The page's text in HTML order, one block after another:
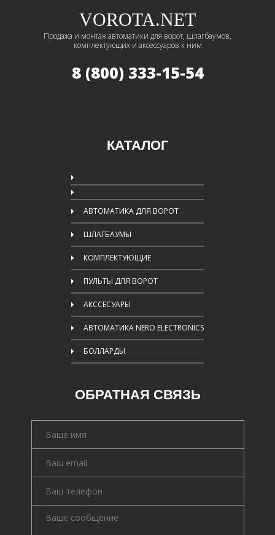
VOROTA.NET
Продажа и монтаж автоматики для ворот, шлагбаумов,
комплектующих и аксессуаров к ним
8 (800) 333-15-54
КАТАЛОГ
АВТОМАТИКА ДЛЯ ВОРОТ
ШЛАГБАУМЫ
КОМПЛЕКТУЮЩИЕ
ПУЛЬТЫ ДЛЯ ВОРОТ
АКССЕСУАРЫ
АВТОМАТИКА NERO ELECTRONICS
БОЛЛАРДЫ
ОБРАТНАЯ СВЯЗЬ